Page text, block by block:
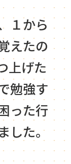
１から
えたの
上げた
勉強す
った行
した。